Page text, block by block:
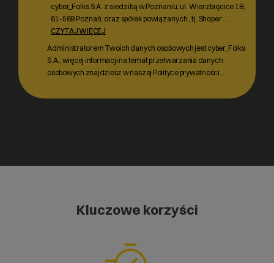
cyber_Folks S.A. z siedzibą w Poznaniu, ul. Wierzbięcice 1B,
61-569 Poznań, oraz spółek powiązanych , tj. Shoper ...
CZYTAJ WIĘCEJ
Administratorem Twoich danych osobowych jest cyber_Folks
S.A., więcej informacji na temat przetwarzania danych
osobowych znajdziesz w naszej Polityce prywatności…
Kluczowe korzyści